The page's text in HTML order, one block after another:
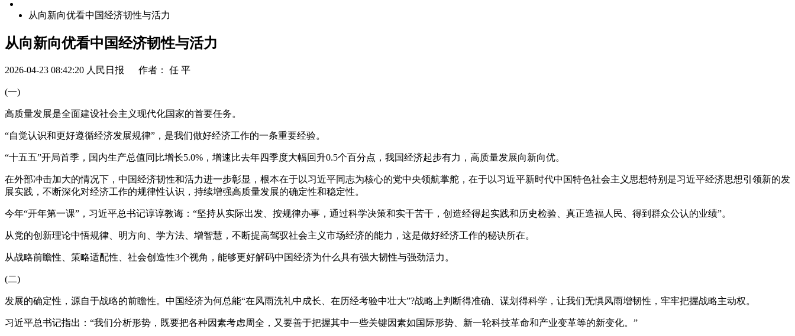
从向新向优看中国经济韧性与活力
从向新向优看中国经济韧性与活力
2026-04-23 08:42:20 人民日报 作者： 任 平
(一)
高质量发展是全面建设社会主义现代化国家的首要任务。
“自觉认识和更好遵循经济发展规律”，是我们做好经济工作的一条重要经验。
“十五五”开局首季，国内生产总值同比增长5.0%，增速比去年四季度大幅回升0.5个百分点，我国经济起步有力，高质量发展向新向优。
在外部冲击加大的情况下，中国经济韧性和活力进一步彰显，根本在于以习近平同志为核心的党中央领航掌舵，在于以习近平新时代中国特色社会主义思想特别是习近平经济思想引领新的发
展实践，不断深化对经济工作的规律性认识，持续增强高质量发展的确定性和稳定性。
今年“开年第一课”，习近平总书记谆谆教诲：“坚持从实际出发、按规律办事，通过科学决策和实干苦干，创造经得起实践和历史检验、真正造福人民、得到群众公认的业绩”。
从党的创新理论中悟规律、明方向、学方法、增智慧，不断提高驾驭社会主义市场经济的能力，这是做好经济工作的秘诀所在。
从战略前瞻性、策略适配性、社会创造性3个视角，能够更好解码中国经济为什么具有强大韧性与强劲活力。
(二)
发展的确定性，源自于战略的前瞻性。中国经济为何总能“在风雨洗礼中成长、在历经考验中壮大”?战略上判断得准确、谋划得科学，让我们无惧风雨增韧性，牢牢把握战略主动权。
习近平总书记指出：“我们分析形势，既要把各种因素考虑周全，又要善于把握其中一些关键因素如国际形势、新一轮科技革命和产业变革等的新变化。”